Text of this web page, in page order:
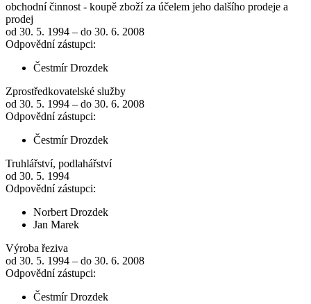
obchodní činnost - koupě zboží za účelem jeho dalšího prodeje a
prodej
od 30. 5. 1994 – do 30. 6. 2008
Odpovědní zástupci:
Čestmír Drozdek
Zprostředkovatelské služby
od 30. 5. 1994 – do 30. 6. 2008
Odpovědní zástupci:
Čestmír Drozdek
Truhlářství, podlahářství
od 30. 5. 1994
Odpovědní zástupci:
Norbert Drozdek
Jan Marek
Výroba řeziva
od 30. 5. 1994 – do 30. 6. 2008
Odpovědní zástupci:
Čestmír Drozdek